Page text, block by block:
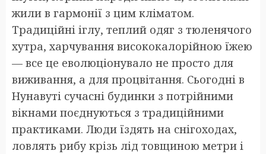
жили в гармонії з цим кліматом.
Традиційні іглу, теплий одяг з тюленячого
хутра, харчування висококалорійною їжею
— все це еволюціонувало не просто для
виживання, а для процвітання. Сьогодні в
Нунавуті сучасні будинки з потрійними
вікнами поєднуються з традиційними
практиками. Люди їздять на снігоходах,
ловлять рибу крізь лід товщиною метри і